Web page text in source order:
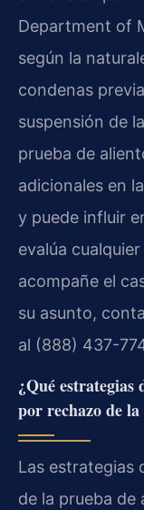
Department of
según la
condenas
suspensión de
prueba de
adicionales en
y puede influir
evalúa
acompañe el
su asunto,
al (888) 437-
¿Qué estrategias
por rechazo de
Las estrategias
de la prueba de